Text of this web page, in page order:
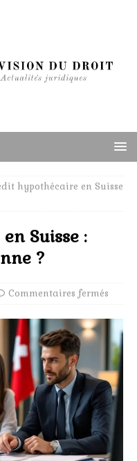
hypothécaire en Suisse
Suisse :
?
Commentaires fermés